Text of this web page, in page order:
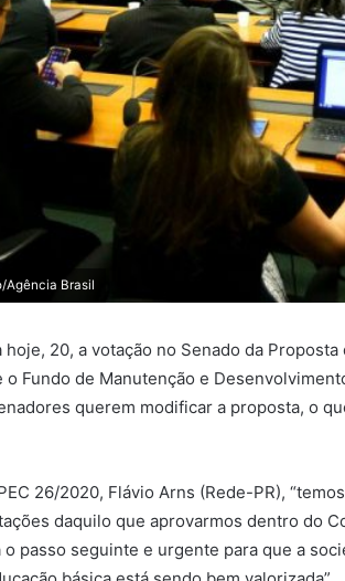
Agência Brasil
hoje, 20, a votação no Senado da
Fundo de Manutenção e
querem modificar a proposta, o
26/2020, Flávio Arns (Rede-PR),
daquilo que aprovarmos dentro do
o passo seguinte e urgente para que a